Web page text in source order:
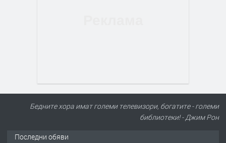
Бедните хора имат големи телевизори, богатите - големи
библиотеки! - Джим Рон
Последни обяви